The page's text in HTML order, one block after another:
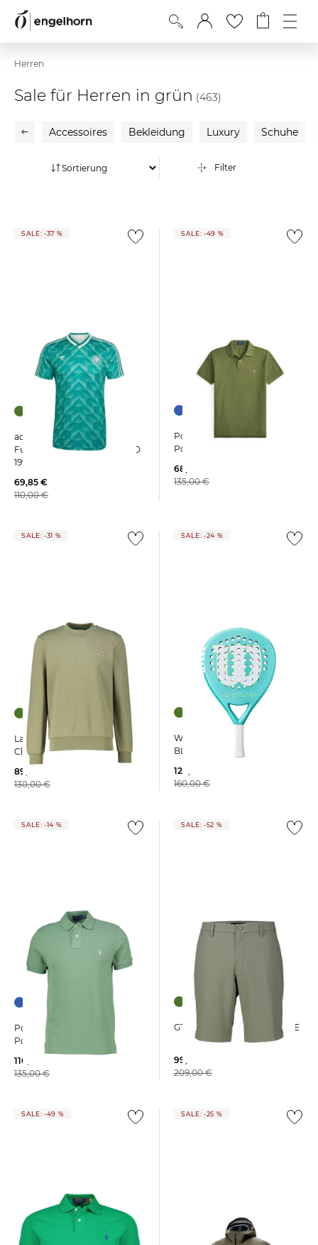
Herren
Sale für Herren in grün (463)
Accessoires Bekleidung Luxury Schuhe
Filter
SALE: -37 %
adidas Performance |
Fußballtrikot DEUTSCHLAND
1990 AUSWÄRTS
69,85 €
110,00 €
SALE: -49 %
Polo Ralph Lauren | Herren
Poloshirt Custom Slim Fit
68,55 €
135,00 €
SALE: -31 %
Lacoste | Herren Sweatshirt
Classic Fit
89,99 €
130,00 €
SALE: -24 %
Wilson | Padelschläger
BLADE LS V4
120,99 €
160,00 €
SALE: -14 %
Polo Ralph Lauren | Herren
Poloshirt Custom Slim Fit
116,55 €
135,00 €
SALE: -52 %
GTA | Herren Shorts DAVIDE
99,99 €
209,00 €
SALE: -49 % SALE: -25 %